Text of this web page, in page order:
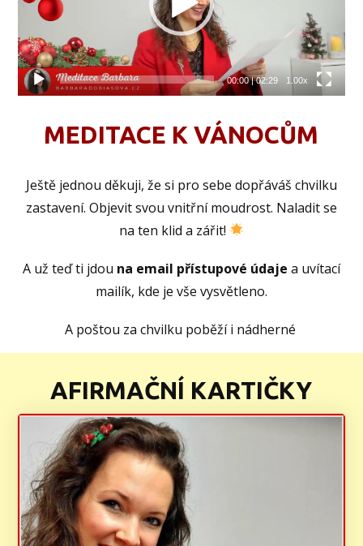
00:00|02:29 1.00x
MEDITACE K VÁNOCŮM
Ještě jednou děkuji, že si pro sebe dopřáváš chvilku
zastavení. Objevit svou vnitřní moudrost. Naladit se
na ten klid a zářit!
A už teď ti jdou na email přístupové údaje a uvítací
mailík, kde je vše vysvětleno.
A poštou za chvilku poběží i nádherné
AFIRMAČNÍ KARTIČKY